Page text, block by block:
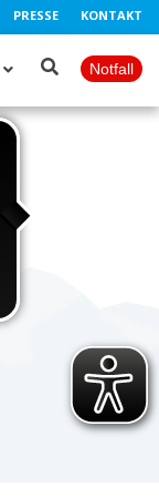
PRESSE KONTAKT
Notfall